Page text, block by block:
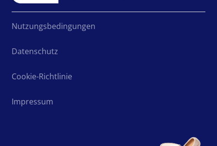
Nutzungsbedingungen
Datenschutz
Cookie-Richtlinie
Impressum